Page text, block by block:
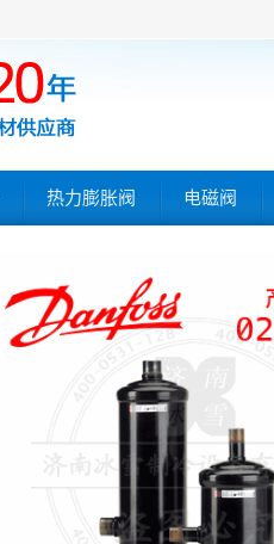
热力膨胀阀 电磁阀